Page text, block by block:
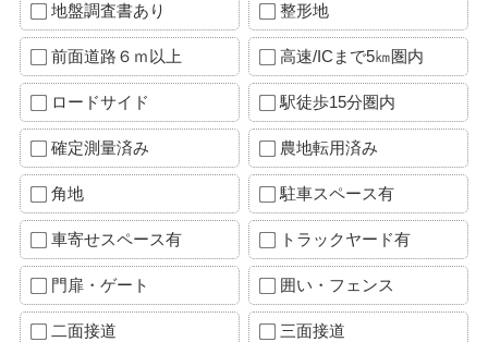
地盤調査書あり 整形地
前面道路６ｍ以上 高速/ICまで5㎞圏内
ロードサイド 駅徒歩15分圏内
確定測量済み 農地転用済み
角地 駐車スペース有
車寄せスペース有 トラックヤード有
門扉・ゲート 囲い・フェンス
二面接道 三面接道